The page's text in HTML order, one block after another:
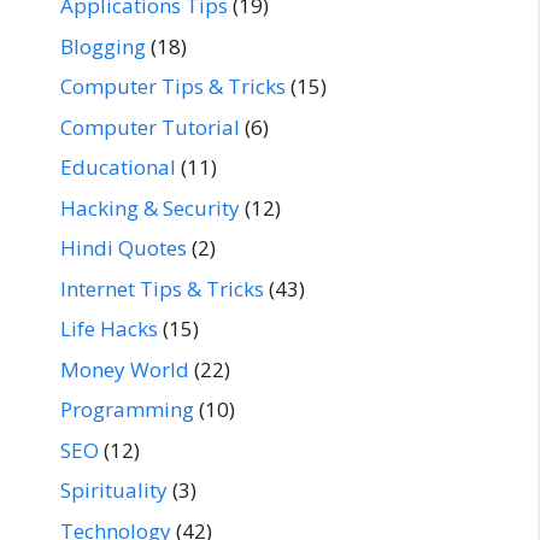
Applications Tips (19)
Blogging(18)
Computer Tips & Tricks (15)
Computer Tutorial (6)
Educational (11)
Hacking & Security(12)
Hindi Quotes (2)
Internet Tips & Tricks (43)
Life Hacks (15)
Money World (22)
Programming(10)
SEO (12)
Spirituality(3)
Technology(42)